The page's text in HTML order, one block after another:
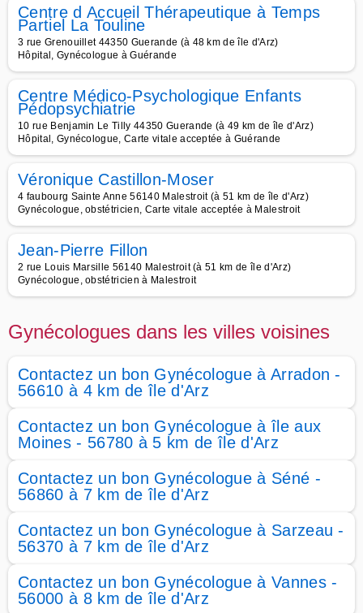
Centre d Accueil Thérapeutique à Temps
Partiel La Touline
3 rue Grenouillet 44350 Guerande (à 48 km de île d'Arz)
Hôpital, Gynécologue à Guérande
Centre Médico-Psychologique Enfants
Pédopsychiatrie
10 rue Benjamin Le Tilly 44350 Guerande (à 49 km de île d'Arz)
Hôpital, Gynécologue, Carte vitale acceptée à Guérande
Véronique Castillon-Moser
4 faubourg Sainte Anne 56140 Malestroit (à 51 km de île d'Arz)
Gynécologue, obstétricien, Carte vitale acceptée à Malestroit
Jean-Pierre Fillon
2 rue Louis Marsille 56140 Malestroit (à 51 km de île d'Arz)
Gynécologue, obstétricien à Malestroit
Gynécologues dans les villes voisines
Contactez un bon Gynécologue à Arradon -
56610 à 4 km de île d'Arz
Contactez un bon Gynécologue à île aux
Moines - 56780 à 5 km de île d'Arz
Contactez un bon Gynécologue à Séné -
56860 à 7 km de île d'Arz
Contactez un bon Gynécologue à Sarzeau -
56370 à 7 km de île d'Arz
Contactez un bon Gynécologue à Vannes -
56000 à 8 km de île d'Arz